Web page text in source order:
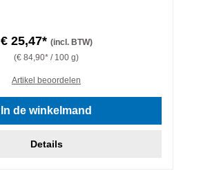
€ 25,47* (incl. BTW)
(€ 84,90* / 100 g)
Artikel beoordelen
In de winkelmand
Details